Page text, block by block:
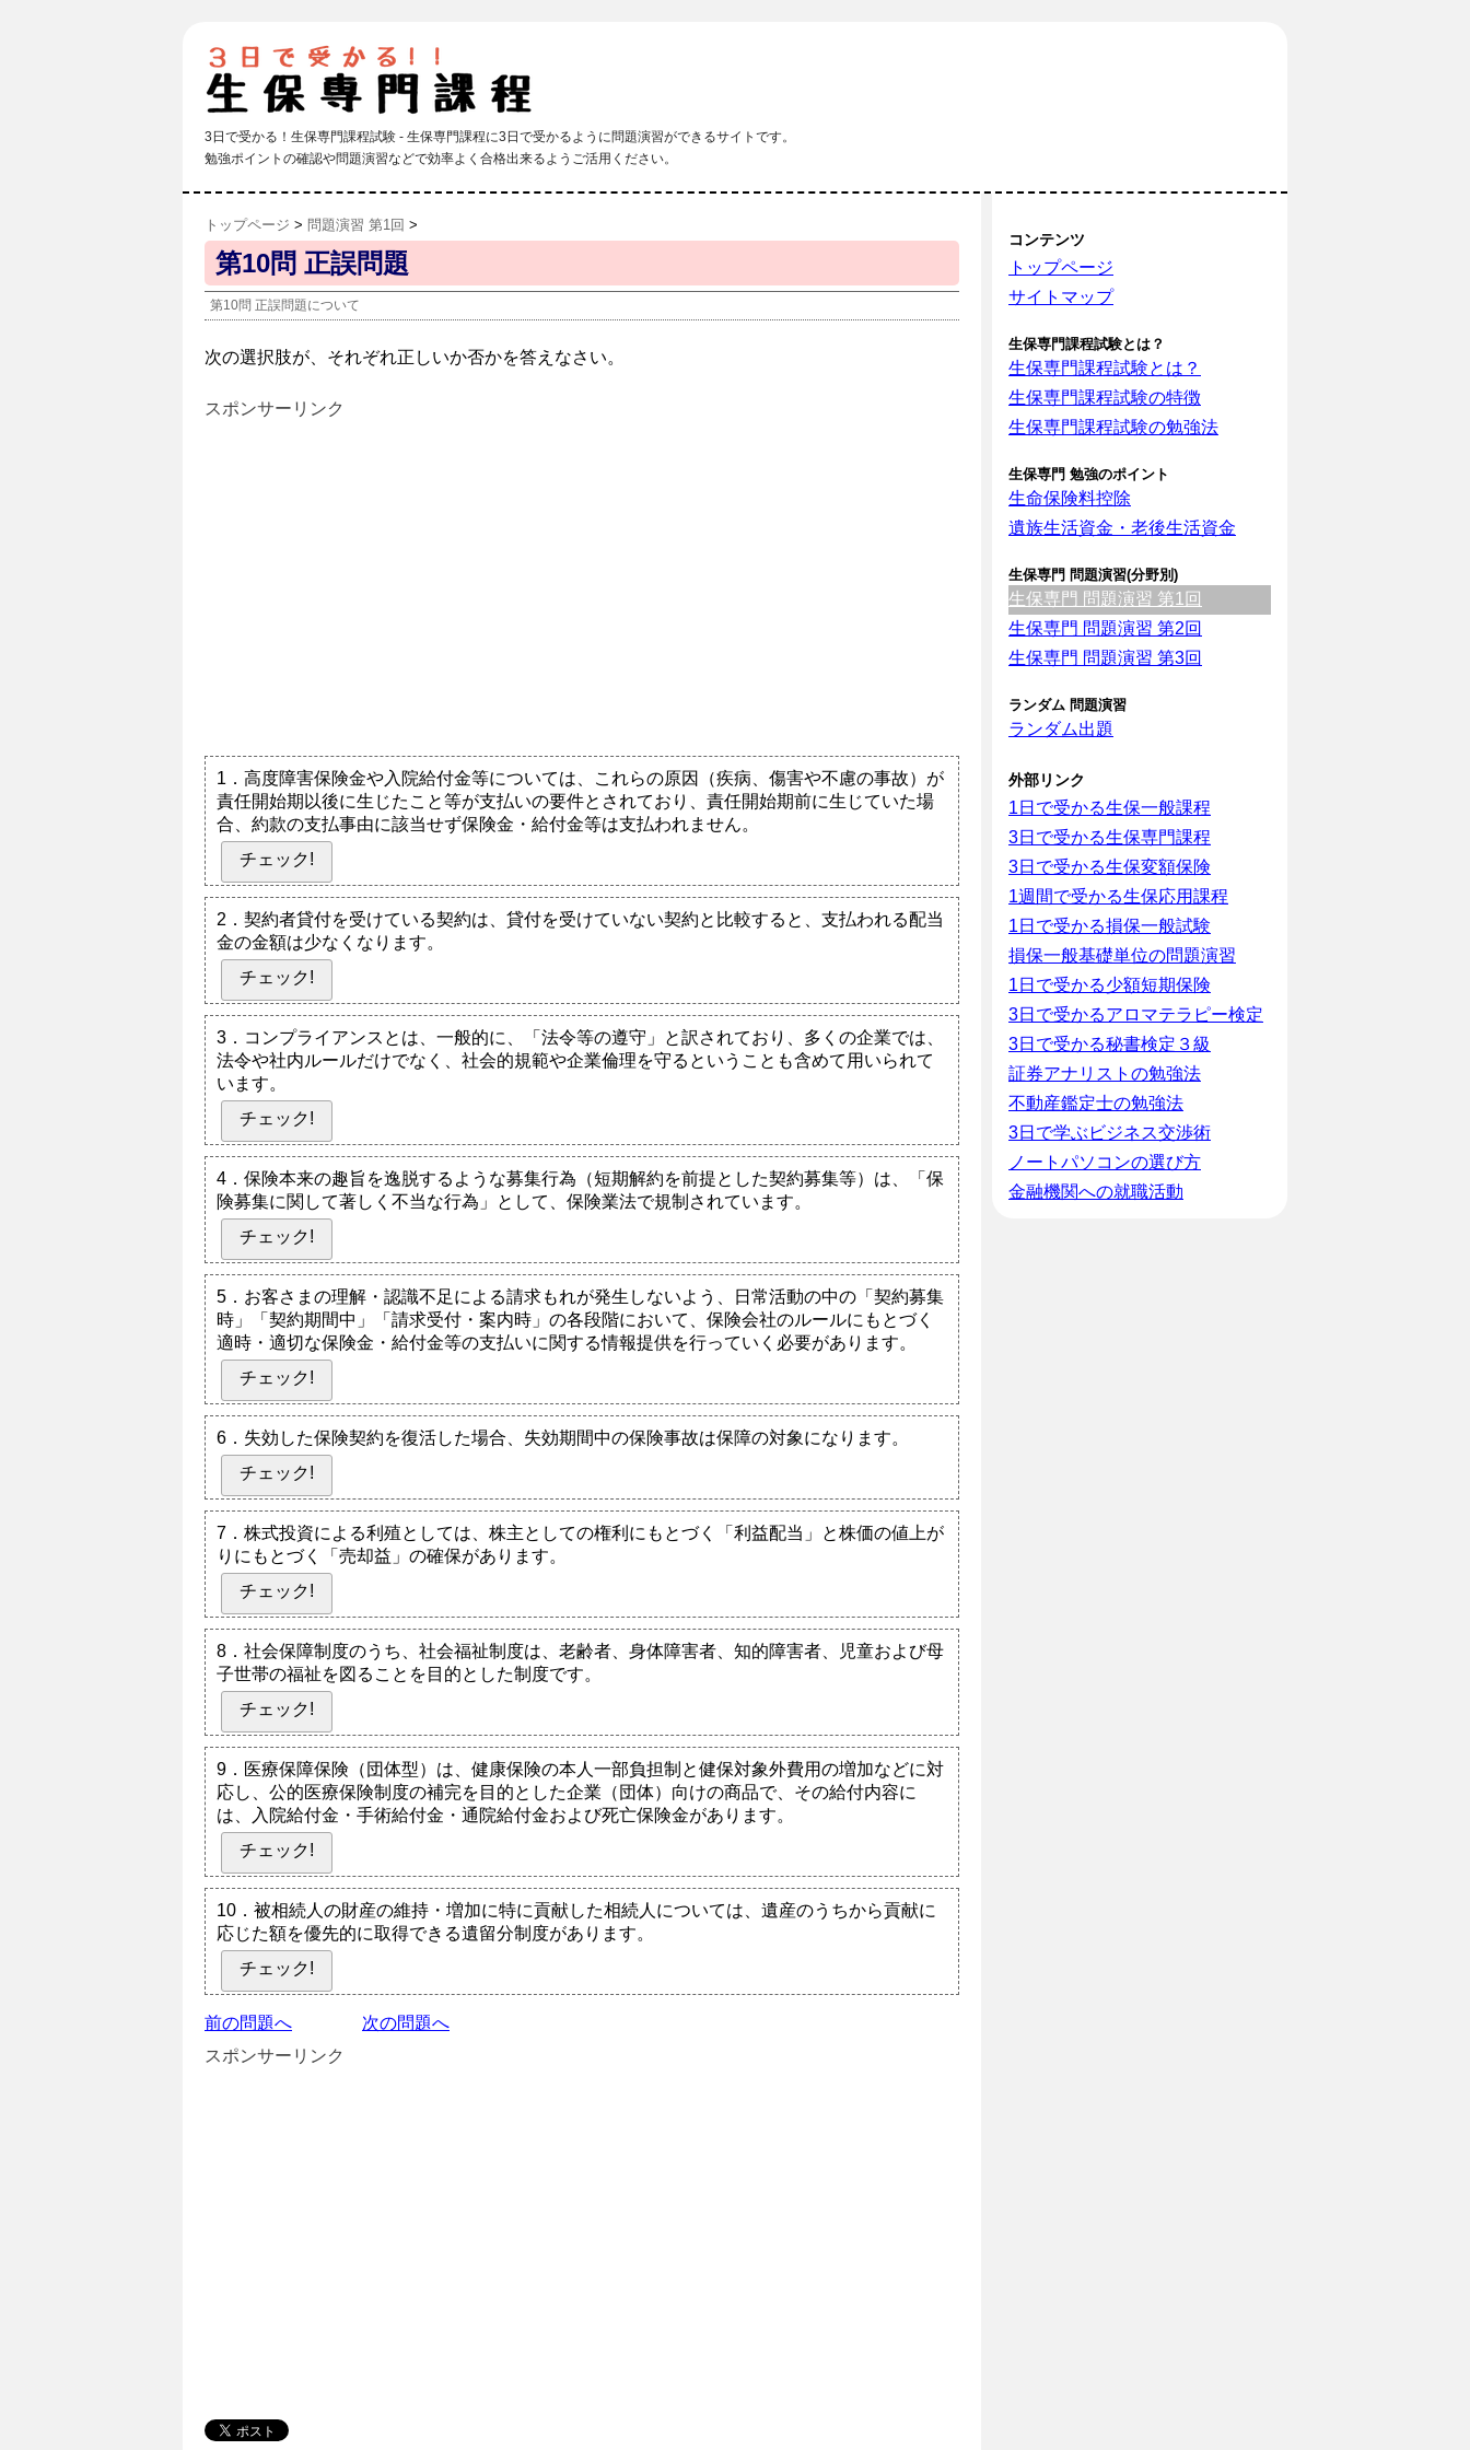
3日で受かる！生保専門課程試験 - 生保専門課程に3日で受かるように問題演習ができるサイトです。
勉強ポイントの確認や問題演習などで効率よく合格出来るようご活用ください。
トップページ > 問題演習 第1回 >
第10問 正誤問題
第10問 正誤問題について
次の選択肢が、それぞれ正しいか否かを答えなさい。
スポンサーリンク
1．高度障害保険金や入院給付金等については、これらの原因（疾病、傷害や不慮の事故）が
責任開始期以後に生じたこと等が支払いの要件とされており、責任開始期前に生じていた場
合、約款の支払事由に該当せず保険金・給付金等は支払われません。
チェック!
2．契約者貸付を受けている契約は、貸付を受けていない契約と比較すると、支払われる配当
金の金額は少なくなります。
チェック!
3．コンプライアンスとは、一般的に、「法令等の遵守」と訳されており、多くの企業では、
法令や社内ルールだけでなく、社会的規範や企業倫理を守るということも含めて用いられて
います。
チェック!
4．保険本来の趣旨を逸脱するような募集行為（短期解約を前提とした契約募集等）は、「保
険募集に関して著しく不当な行為」として、保険業法で規制されています。
チェック!
5．お客さまの理解・認識不足による請求もれが発生しないよう、日常活動の中の「契約募集
時」「契約期間中」「請求受付・案内時」の各段階において、保険会社のルールにもとづく
適時・適切な保険金・給付金等の支払いに関する情報提供を行っていく必要があります。
チェック!
6．失効した保険契約を復活した場合、失効期間中の保険事故は保障の対象になります。
チェック!
7．株式投資による利殖としては、株主としての権利にもとづく「利益配当」と株価の値上が
りにもとづく「売却益」の確保があります。
チェック!
8．社会保障制度のうち、社会福祉制度は、老齢者、身体障害者、知的障害者、児童および母
子世帯の福祉を図ることを目的とした制度です。
チェック!
9．医療保障保険（団体型）は、健康保険の本人一部負担制と健保対象外費用の増加などに対
応し、公的医療保険制度の補完を目的とした企業（団体）向けの商品で、その給付内容に
は、入院給付金・手術給付金・通院給付金および死亡保険金があります。
チェック!
10．被相続人の財産の維持・増加に特に貢献した相続人については、遺産のうちから貢献に
応じた額を優先的に取得できる遺留分制度があります。
チェック!
前の問題へ
次の問題へ
スポンサーリンク
コンテンツ
トップページ
サイトマップ
生保専門課程試験とは？
生保専門課程試験とは？
生保専門課程試験の特徴
生保専門課程試験の勉強法
生保専門 勉強のポイント
生命保険料控除
遺族生活資金・老後生活資金
生保専門 問題演習(分野別)
生保専門 問題演習 第1回
生保専門 問題演習 第2回
生保専門 問題演習 第3回
ランダム 問題演習
ランダム出題
外部リンク
1日で受かる生保一般課程
3日で受かる生保専門課程
3日で受かる生保変額保険
1週間で受かる生保応用課程
1日で受かる損保一般試験
損保一般基礎単位の問題演習
1日で受かる少額短期保険
3日で受かるアロマテラピー検定
3日で受かる秘書検定３級
証券アナリストの勉強法
不動産鑑定士の勉強法
3日で学ぶビジネス交渉術
ノートパソコンの選び方
金融機関への就職活動